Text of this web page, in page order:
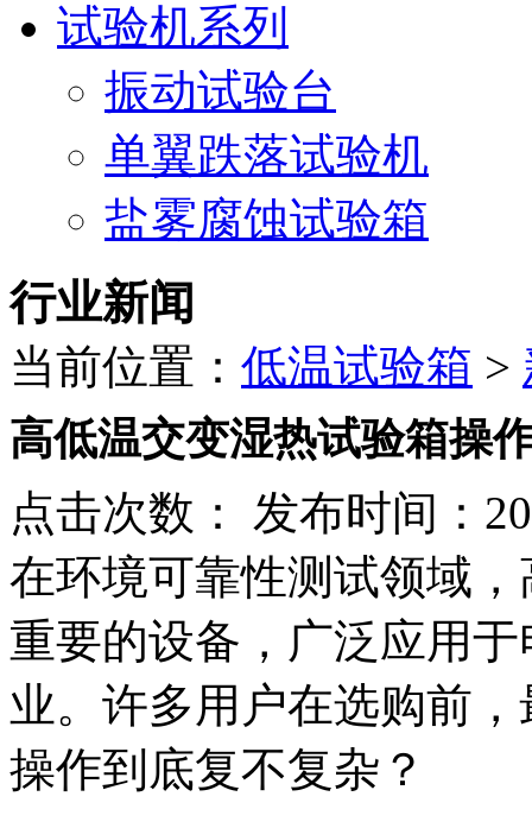
试验机系列
振动试验台
单翼跌落试验机
盐雾腐蚀试验箱
行业新闻
当前位置： 低温试验箱 >
高低温交变湿热试验箱操
点击次数：
发布时间：
在环境可靠性测试领域
重要的设备，广泛应用
业。许多用户在选购前
操作到底复不复杂？